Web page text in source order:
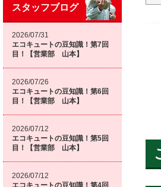
スタッフブログ
2026/07/31
エコキュートの豆知識！第7回
目！【営業部 山本】
2026/07/26
エコキュートの豆知識！第6回
目！【営業部 山本】
2026/07/12
エコキュートの豆知識！第5回
目！【営業部 山本】
2026/07/12
エコキュートの豆知識！第4回